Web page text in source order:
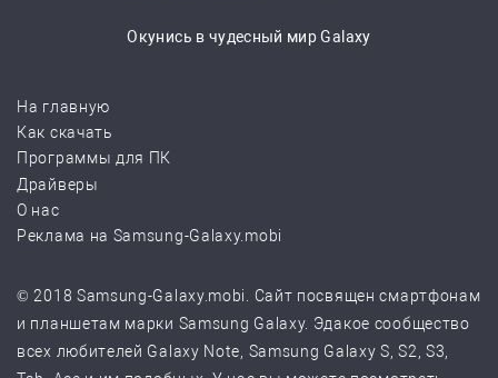
Окунись в чудесный мир Galaxy
На главную
Как скачать
Программы для ПК
Драйверы
О нас
Реклама на Samsung-Galaxy.mobi
© 2018 Samsung-Galaxy.mobi. Сайт посвящен смартфонам
и планшетам марки Samsung Galaxy. Эдакое сообщество
всех любителей Galaxy Note, Samsung Galaxy S, S2, S3,